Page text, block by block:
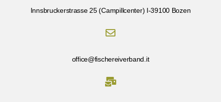
Innsbruckerstrasse 25 (Campillcenter) I-39100 Bozen
office@fischereiverband.it